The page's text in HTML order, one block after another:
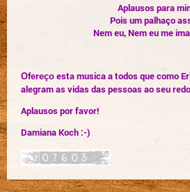
Aplausos para
Pois um palhaço
Nem eu, Nem eu me
Ofereço esta musica a todos que como
alegram as vidas das pessoas ao seu
Aplausos por favor!
Damiana Koch :-)